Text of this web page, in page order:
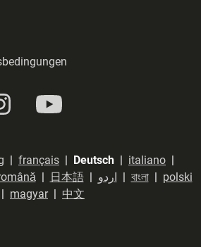
français Deutsch italiano
| 日本語| اردو বাংলা|
polski
magyar| 中文